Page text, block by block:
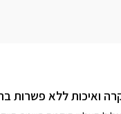
ואיכות ללא פשרות